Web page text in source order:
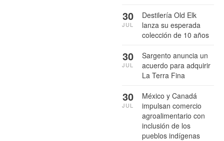
Destilería Old Elk
lanza su esperada
colección de 10 años
30
JUL
Sargento anuncia un
acuerdo para adquirir
La Terra Fina
30
JUL
México y Canadá
impulsan comercio
agroalimentario con
inclusión de los
pueblos indígenas
30
JUL